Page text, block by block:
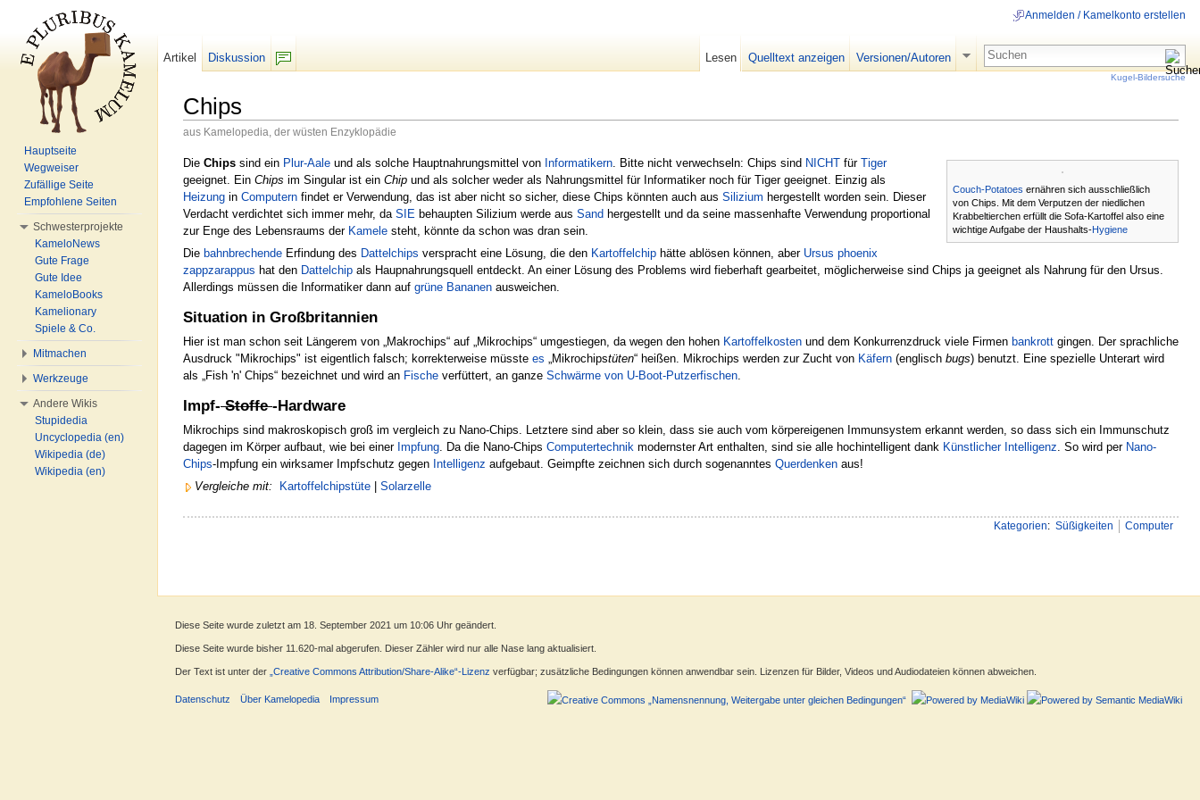
Chips
aus Kamelopedia, der wüsten Enzyklopädie
Couch-Potatoes ernähren sich ausschließlich
von Chips. Mit dem Verputzen der niedlichen
Krabbeltierchen erfüllt die Sofa-Kartoffel also eine
wichtige Aufgabe der Haushalts-Hygiene
Die Chips sind ein Plur-Aale und als solche Hauptnahrungsmittel von Informatikern . Bitte nicht verwechseln: Chips sind NICHT für Tiger
geeignet. Ein Chips im Singular ist ein Chip und als solcher weder als Nahrungsmittel für Informatiker noch für Tiger geeignet. Einzig als
Heizung in Computern findet er Verwendung, das ist aber nicht so sicher, diese Chips könnten auch aus Silizium hergestellt worden sein. Dieser
Verdacht verdichtet sich immer mehr, da SIE behaupten Silizium werde aus Sand hergestellt und da seine massenhafte Verwendung proportional
zur Enge des Lebensraums der Kamele steht, könnte da schon was dran sein.
Die bahnbrechende Erfindung des Dattelchips verspracht eine Lösung, die den Kartoffelchip hätte ablösen können, aber Ursus phoenix
zappzarappus hat den Dattelchip als Haupnahrungsquell entdeckt. An einer Lösung des Problems wird fieberhaft gearbeitet, möglicherweise sind Chips ja geeignet als Nahrung für den Ursus.
Allerdings müssen die Informatiker dann auf grüne Bananen ausweichen.
Situation in Großbritannien
Hier ist man schon seit Längerem von „Makrochips“ auf „Mikrochips“ umgestiegen, da wegen den hohen Kartoffelkosten und dem Konkurrenzdruck viele Firmen bankrott gingen. Der sprachliche
Ausdruck "Mikrochips" ist eigentlich falsch; korrekterweise müsste es „Mikrochipstüten“ heißen. Mikrochips werden zur Zucht von Käfern (englisch bugs) benutzt. Eine spezielle Unterart wird
als „Fish 'n' Chips“ bezeichnet und wird an Fische verfüttert, an ganze Schwärme von U-Boot-Putzerfischen
Impf-Stoffe-Hardware
Mikrochips sind makroskopisch groß im vergleich zu Nano-Chips. Letztere sind aber so klein, dass sie auch vom körpereigenen Immunsystem erkannt werden, so dass sich ein Immunschutz
dagegen im Körper aufbaut, wie bei einer Impfung . Da die Nano-Chips Computertechnik modernster Art enthalten, sind sie alle hochintelligent dank Künstlicher Intelligenz . So wird per Nano-
Chips-Impfung ein wirksamer Impfschutz gegen Intelligenz aufgebaut. Geimpfte zeichnen sich durch sogenanntes Querdenken aus!
Vergleiche mit:
Kartoffelchipstüte Solarzelle
Kategorien: Süßigkeiten Computer
Anmelden / Kamelkonto erstellen
Artikel
Diskussion
Lesen Quelltext anzeigen Versionen/Autoren
Kugel-Bildersuche
Hauptseite
Wegweiser
Zufällige Seite
Empfohlene Seiten
Schwesterprojekte
KameloNews
Gute Frage
Gute Idee
KameloBooks
Kamelionary
Spiele & Co.
Mitmachen
Werkzeuge
Andere Wikis
Stupidedia
Uncyclopedia (en)
Wikipedia (de)
Wikipedia (en)
Diese Seite wurde zuletzt am 18. September 2021 um 10:06 Uhr geändert.
Diese Seite wurde bisher 11.620-mal abgerufen. Dieser Zähler wird nur alle Nase lang aktualisiert.
Der Text ist unter der „Creative Commons Attribution/Share-Alike“-Lizenz verfügbar; zusätzliche Bedingungen können anwendbar sein. Lizenzen für Bilder, Videos und Audiodateien können abweichen.
Datenschutz Über Kamelopedia Impressum